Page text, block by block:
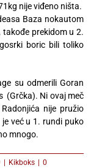
nije viđeno ništa.
Baza nokautom
takođe prekidom u 2.
boric bili toliko
su odmerili Goran
(Grčka). Ni ovaj meč
nije pružio
već u 1. rundi puko
mnogo.
| Kikboks | 0